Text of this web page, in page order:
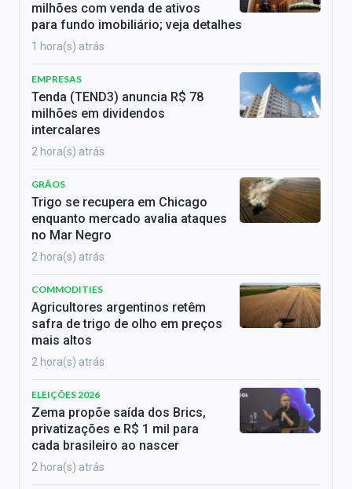
milhões com venda de ativos
para fundo imobiliário; veja detalhes
1 hora(s) atrás
EMPRESAS
Tenda (TEND3) anuncia R$ 78
milhões em dividendos
intercalares
2 hora(s) atrás
GRÃOS
Trigo se recupera em Chicago
enquanto mercado avalia ataques
no Mar Negro
2 hora(s) atrás
COMMODITIES
Agricultores argentinos retêm
safra de trigo de olho em preços
mais altos
2 hora(s) atrás
ELEIÇÕES 2026
Zema propõe saída dos Brics,
privatizações e R$ 1 mil para
cada brasileiro ao nascer
2 hora(s) atrás